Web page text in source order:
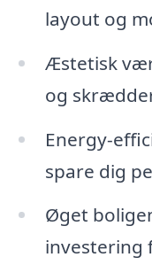
layout og
Æstetisk
og
Energy-
spare dig
Øget
investering